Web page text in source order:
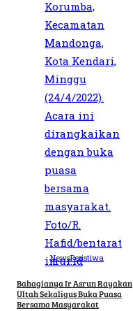
NewsPeristiwa
Bahagianya Ir Asrun Rayakan
Ultah Sekaligus Buka Puasa
Bersama Masyarakat